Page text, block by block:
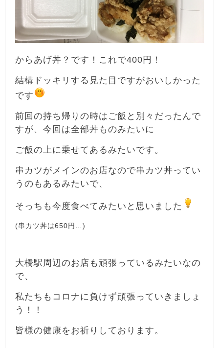
からあげ丼？です！これで400円！
結構ドッキリする見た目ですがおいしかった
です
前回の持ち帰りの時はご飯と別々だったんで
すが、今回は全部丼ものみたいに
ご飯の上に乗せてあるみたいです。
串カツがメインのお店なので串カツ丼ってい
うのもあるみたいで、
そっちも今度食べてみたいと思いました
(串カツ丼は650円…)
大橋駅周辺のお店も頑張っているみたいなの
で、
私たちもコロナに負けず頑張っていきましょ
う！！
皆様の健康をお祈りしております。